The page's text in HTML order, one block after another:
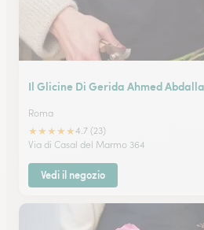
Il Glicine Di Gerida Ahmed Abdalla
Roma
★★★★★4.7 (23)
Via di Casal del Marmo 364
Vedi il negozio